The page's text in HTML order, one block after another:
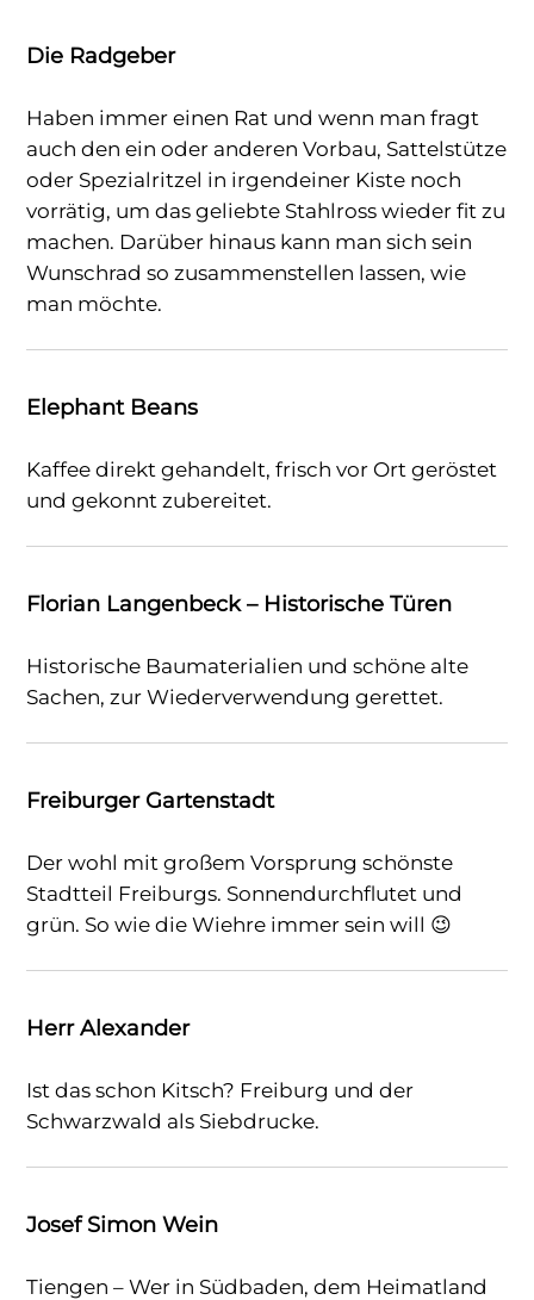
Die Radgeber
Haben immer einen Rat und wenn man fragt
auch den ein oder anderen Vorbau, Sattelstütze
oder Spezialritzel in irgendeiner Kiste noch
vorrätig, um das geliebte Stahlross wieder fit zu
machen. Darüber hinaus kann man sich sein
Wunschrad so zusammenstellen lassen, wie
man möchte.
Elephant Beans
Kaffee direkt gehandelt, frisch vor Ort geröstet
und gekonnt zubereitet.
Florian Langenbeck – Historische Türen
Historische Baumaterialien und schöne alte
Sachen, zur Wiederverwendung gerettet.
Freiburger Gartenstadt
Der wohl mit großem Vorsprung schönste
Stadtteil Freiburgs. Sonnendurchflutet und
grün. So wie die Wiehre immer sein will 😉
Herr Alexander
Ist das schon Kitsch? Freiburg und der
Schwarzwald als Siebdrucke.
Josef Simon Wein
Tiengen – Wer in Südbaden, dem Heimatland